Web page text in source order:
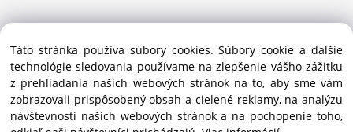
bežecké lyžovanie.
Ako prémiový partner Salomon pomáhame športovcom
vybrať správnu výbavu do mesta i hôr.
Copyright © 2019 - 2025 Sansport / info@sansport.sk / All
Táto stránka používa súbory cookies. Súbory cookie a ďalšie
technológie sledovania používame na zlepšenie vášho zážitku
z prehliadania našich webových stránok na to, aby sme vám
zobrazovali prispôsobený obsah a cielené reklamy, na analýzu
návštevnosti našich webových stránok a na pochopenie toho,